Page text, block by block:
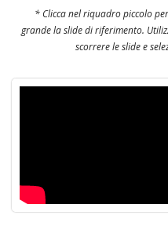
* Clicca nel riquadro piccolo
grande la slide di riferimento.
scorrere le slide e